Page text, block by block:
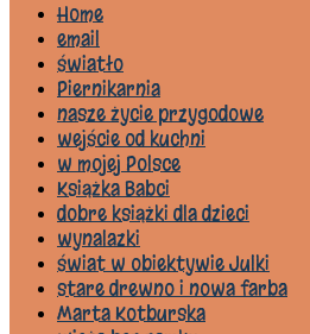
Home
email
światło
Piernikarnia
nasze życie przygodowe
wejście od kuchni
w mojej Polsce
Książka Babci
dobre książki dla dzieci
wynalazki
świat w obiektywie Julki
stare drewno i nowa farba
Marta Kotburska